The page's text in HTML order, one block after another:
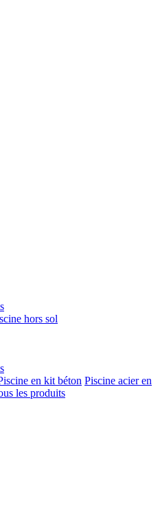
hors sol
en kit béton Piscine acier en
les produits